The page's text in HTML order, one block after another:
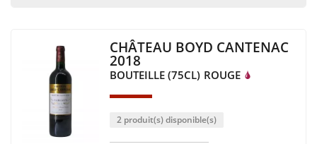
CHÂTEAU BOYD CANTENAC
2018
BOUTEILLE (75CL) ROUGE
2 produit(s) disponible(s)